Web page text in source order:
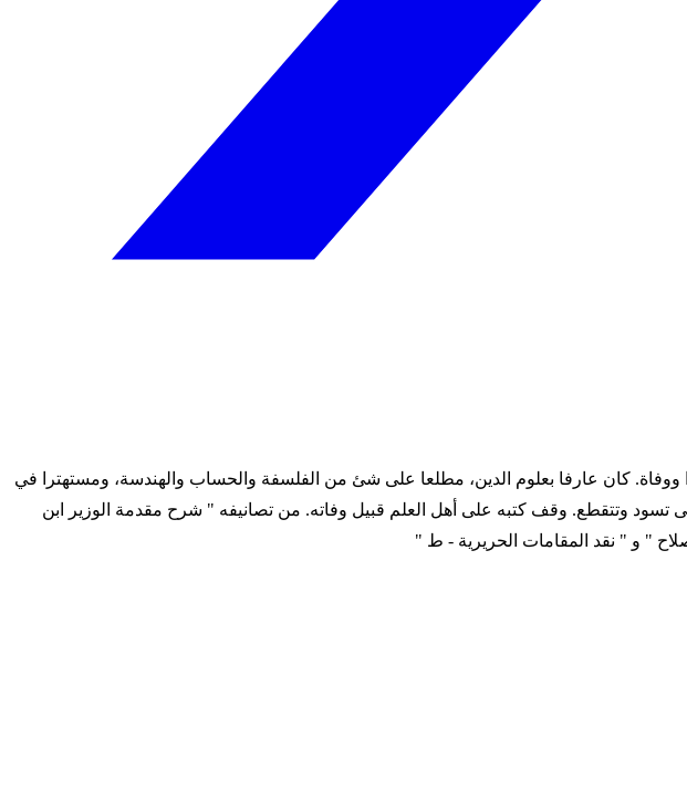
بالعربية. من أهل بغداد مولدا ووفاة. كان عارفا بعلوم الدين، مطلعا على شئ من الفلسفة والحساب والهندسة، ومستهترا في
تسود وتتقطع. وقف كتبه على أهل العلم قبيل وفاته. من تصانيفه " شرح مقدمة الوزير ابن
" و " نقد المقامات الحريرية - ط "